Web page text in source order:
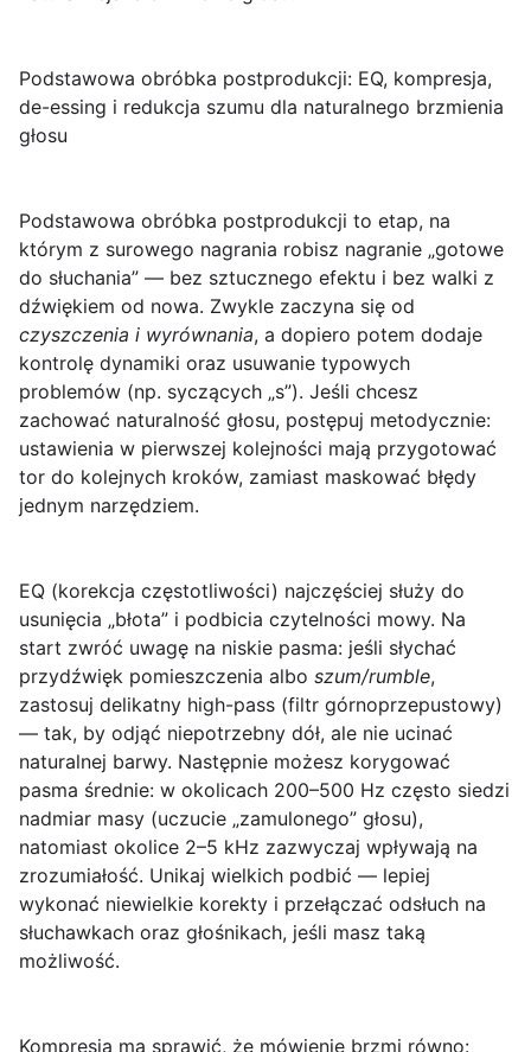
Podstawowa obróbka postprodukcji: EQ, kompresja,
de-essing i redukcja szumu dla naturalnego brzmienia
głosu
Podstawowa obróbka postprodukcji to etap, na
którym z surowego nagrania robisz nagranie „gotowe
do słuchania” — bez sztucznego efektu i bez walki z
dźwiękiem od nowa. Zwykle zaczyna się od
czyszczenia i wyrównania, a dopiero potem dodaje
kontrolę dynamiki oraz usuwanie typowych
problemów (np. syczących „s”). Jeśli chcesz
zachować naturalność głosu, postępuj metodycznie:
ustawienia w pierwszej kolejności mają przygotować
tor do kolejnych kroków, zamiast maskować błędy
jednym narzędziem.
EQ (korekcja częstotliwości) najczęściej służy do
usunięcia „błota” i podbicia czytelności mowy. Na
start zwróć uwagę na niskie pasma: jeśli słychać
przydźwięk pomieszczenia albo szum/rumble,
zastosuj delikatny high-pass (filtr górnoprzepustowy)
— tak, by odjąć niepotrzebny dół, ale nie ucinać
naturalnej barwy. Następnie możesz korygować
pasma średnie: w okolicach 200–500 Hz często siedzi
nadmiar masy (uczucie „zamulonego” głosu),
natomiast okolice 2–5 kHz zazwyczaj wpływają na
zrozumiałość. Unikaj wielkich podbić — lepiej
wykonać niewielkie korekty i przełączać odsłuch na
słuchawkach oraz głośnikach, jeśli masz taką
możliwość.
Kompresja ma sprawić, że mówienie brzmi równo: